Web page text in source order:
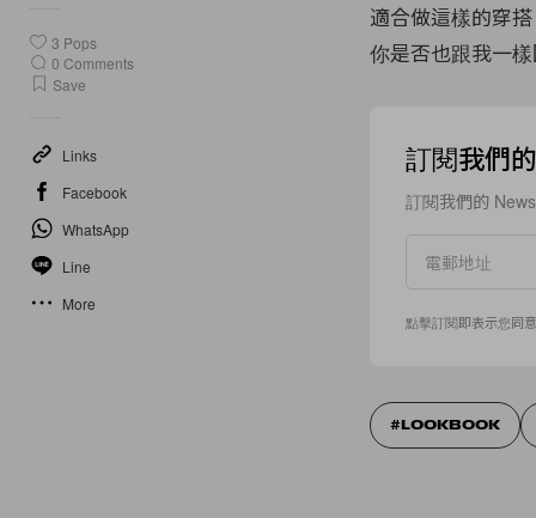
3 Pops
0 Comments
Save
Links
Facebook
WhatsApp
Line
More
適合做這樣的穿
你是否也跟我一
訂閱我們
訂閱我們的
點擊訂閱即表示您同
LOOKBOOK